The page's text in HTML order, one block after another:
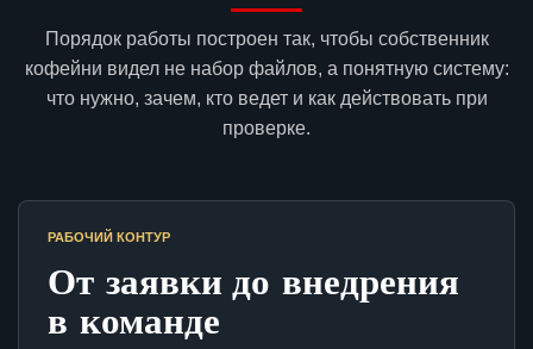
Порядок работы построен так, чтобы собственник
кофейни видел не набор файлов, а понятную систему:
что нужно, зачем, кто ведет и как действовать при
проверке.
РАБОЧИЙ КОНТУР
От заявки до внедрения
в команде